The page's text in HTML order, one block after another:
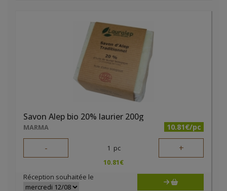
Savon Alep bio 20% laurier 200g
MARMA 10.81€/pc
- 1 pc +
10.81€
Réception souhaitée le